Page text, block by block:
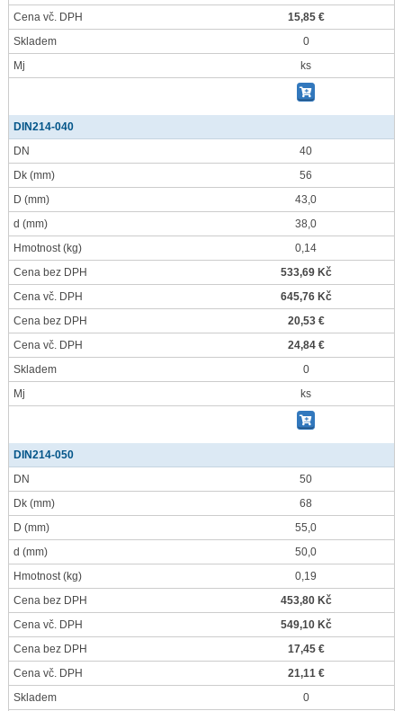
Cena vč. DPH
15,85 €
Skladem
0
Mj
ks
DIN214-040
DN
40
Dk (mm)
56
D (mm)
43,0
d (mm)
38,0
Hmotnost(kg)
0,14
Cena bez DPH
533,69 Kč
Cena vč. DPH
645,76 Kč
Cena bez DPH
20,53 €
Cena vč. DPH
24,84 €
Skladem
0
Mj
ks
DIN214-050
DN
50
Dk (mm)
68
D (mm)
55,0
d (mm)
50,0
Hmotnost(kg)
0,19
Cena bez DPH
453,80 Kč
Cena vč. DPH
549,10 Kč
Cena bez DPH
17,45 €
Cena vč. DPH
21,11 €
Skladem
0